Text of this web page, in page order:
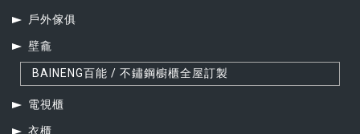
戶外傢俱
壁龕
BAINENG百能 / 不鏽鋼櫥櫃全屋訂製
電視櫃
衣櫃